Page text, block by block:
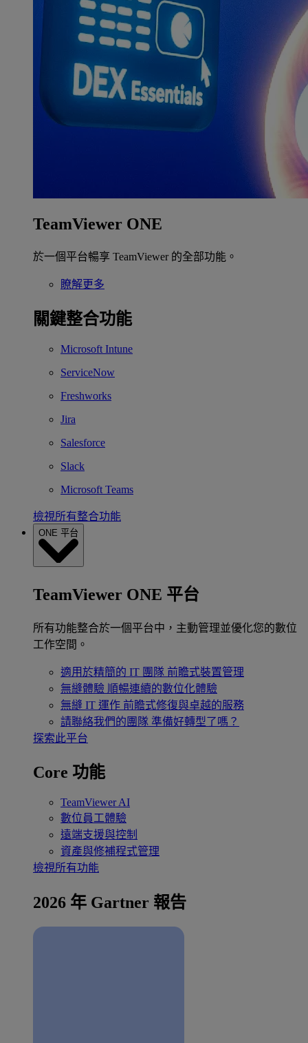
TeamViewer ONE
於一個平台暢享 TeamViewer 的全部功能。
瞭解更多
關鍵整合功能
Microsoft Intune
ServiceNow
Freshworks
Jira
Salesforce
Slack
Microsoft Teams
檢視所有整合功能
ONE 平台
TeamViewer ONE 平台
所有功能整合於一個平台中，主動管理並優化您的數位
工作空間。
適用於精簡的 IT 團隊 前瞻式裝置管理
無縫體驗 順暢連續的數位化體驗
無縫 IT 運作 前瞻式修復與卓越的服務
請聯絡我們的團隊 準備好轉型了嗎？
探索此平台
Core 功能
TeamViewer AI
數位員工體驗
遠端支援與控制
資產與修補程式管理
檢視所有功能
2026 年 Gartner 報告